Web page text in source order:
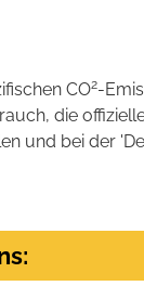
CO2-
die
und bei der